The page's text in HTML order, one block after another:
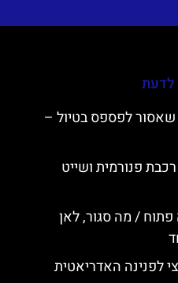
שאסור לפספס בטיול –
פנורמית ושייט
פתוח / מה סגור, לאן
לפנינה האדריאטית